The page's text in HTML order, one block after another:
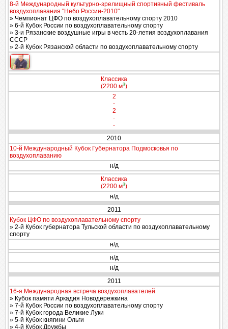
8-й Международный культурно-зрелищный спортивный фестиваль
воздухоплавания "Небо России-2010"
» Чемпионат ЦФО по воздухоплавательному спорту 2010
» 6-й Кубок России по воздухоплавательному спорту
» 3-и Рязанские воздушные игры в честь 20-летия воздухоплавания
СССР
» 2-й Кубок Рязанской области по воздухоплавательному спорту
Классика
(2200 м3)
2
-
2
-
-
2010
10-й Международный Кубок Губернатора Подмосковья по
воздухоплаванию
н/д
Классика
(2200 м3)
н/д
2011
Кубок ЦФО по воздухоплавательному спорту
» 2-й Кубок губернатора Тульской области по воздухоплавательному
спорту
н/д
н/д
н/д
2011
16-я Международная встреча воздухоплавателей
» Кубок памяти Аркадия Новодережкина
» 7-й Кубок России по воздухоплавательному спорту
» 7-й Кубок города Великие Луки
» 5-й Кубок княгини Ольги
» 4-й Кубок Дружбы